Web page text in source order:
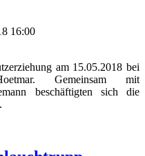
16:00
am 15.05.2018 bei
Gemeinsam mit
beschäftigten sich die